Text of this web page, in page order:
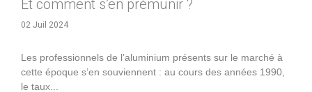
Et comment s’en prémunir ?
02 Juil 2024
Les professionnels de l’aluminium présents sur le marché à
cette époque s’en souviennent : au cours des années 1990,
le taux